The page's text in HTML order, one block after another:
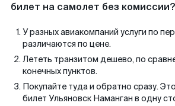
билет на самолет без комиссии?
У разных авиакомпаний услуги по
различаются по цене.
Лететь транзитом дешево, по
конечных пунктов.
Покупайте туда и обратно сразу.
билет Ульяновск Наманган в одну